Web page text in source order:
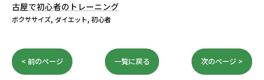
古屋で初心者のトレーニング
ボクササイズ ダイエット 初心者
< 前のページ 一覧に戻る 次のページ >